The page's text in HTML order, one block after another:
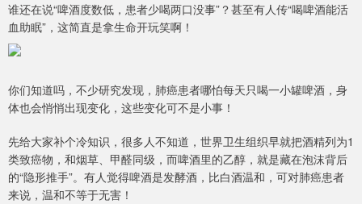
谁还在说“啤酒度数低，患者少喝两口没事”？甚至有人传“喝啤酒能活
血助眠”，这简直是拿生命开玩笑啊！
你们知道吗，不少研究发现，肺癌患者哪怕每天只喝一小罐啤酒，身
体也会悄悄出现变化，这些变化可不是小事！
先给大家补个冷知识，很多人不知道，世界卫生组织早就把酒精列为1
类致癌物，和烟草、甲醛同级，而啤酒里的乙醇，就是藏在泡沫背后
的“隐形推手”。有人觉得啤酒是发酵酒，比白酒温和，可对肺癌患者
来说，温和不等于无害！